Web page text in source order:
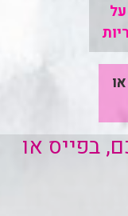
בפייס או